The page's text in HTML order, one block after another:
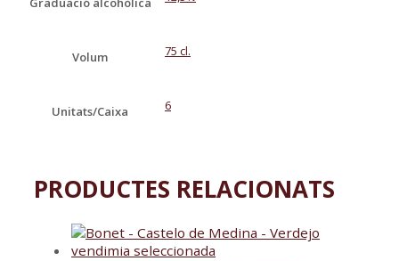
Volum 75 cl.
Unitats/Caixa 6
PRODUCTES RELACIONATS